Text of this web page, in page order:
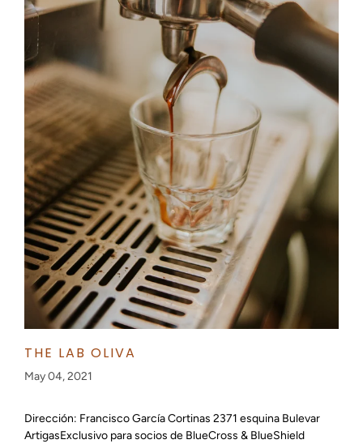
THE LAB OLIVA
May 04, 2021
Dirección: Francisco García Cortinas 2371 esquina Bulevar
ArtigasExclusivo para socios de BlueCross & BlueShield